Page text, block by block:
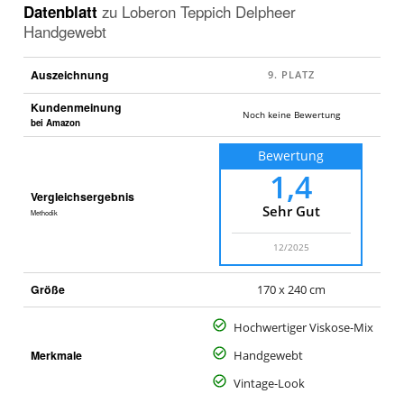
Datenblatt zu Loberon Teppich Delpheer
Handgewebt
Auszeichnung
Kundenmeinung
bei Amazon
Noch keine Bewertung
Vergleichsergebnis
Methodik
Bewertung
1,4
Sehr Gut
12/2025
Größe 170 x 240 cm
Merkmale
Hochwertiger Viskose-Mix
Handgewebt
Vintage-Look